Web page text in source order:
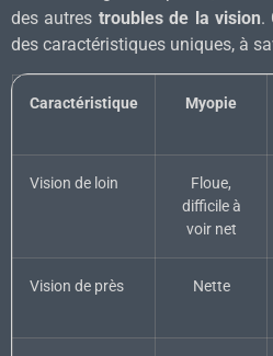
des autres troubles de la vision.
des caractéristiques uniques, à
Caractéristique Myopie
Vision de loin
Floue,
difficile à
voir net
Vision de près Nette